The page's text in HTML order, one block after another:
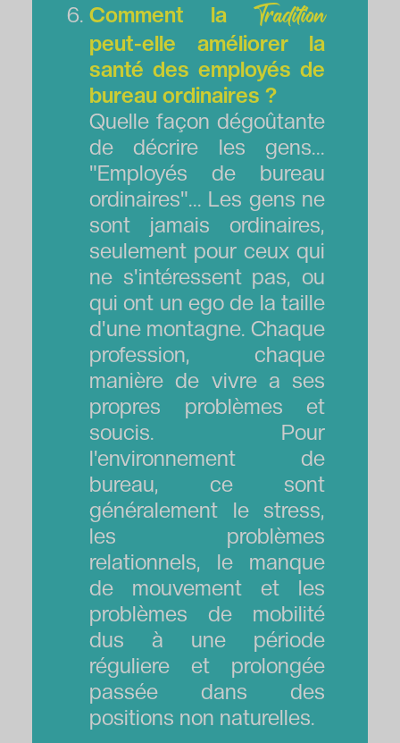
Comment laTradition
peut-elle améliorer la
santé des employés de
bureau ordinaires ?
Quelle façon dégoûtante
de décrire les gens...
"Employés de bureau
ordinaires"... Les gens ne
sont jamais ordinaires,
seulement pour ceux qui
ne s'intéressent pas, ou
qui ont un ego de la taille
d'une montagne. Chaque
profession, chaque
manière de vivre a ses
propres problèmes et
soucis. Pour
l'environnement de
bureau, ce sont
généralement le stress,
les problèmes
relationnels, le manque
de mouvement et les
problèmes de mobilité
dus à une période
réguliere et prolongée
passée dans des
positions non naturelles.